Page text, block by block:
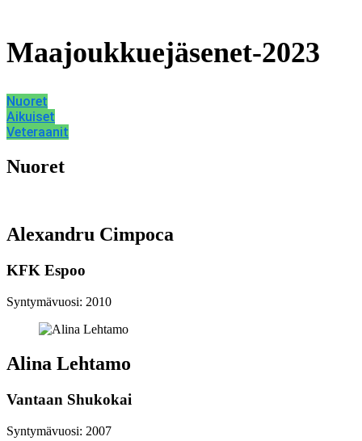
Maajoukkuejäsenet-2023
Nuoret
Aikuiset
Veteraanit
Nuoret
Alexandru Cimpoca
KFK Espoo
Syntymävuosi: 2010
Alina Lehtamo
Vantaan Shukokai
Syntymävuosi: 2007